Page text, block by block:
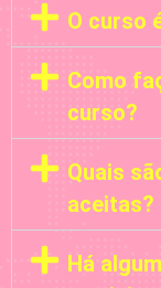
O curso
Como
curso?
Quais
aceitas?
Há